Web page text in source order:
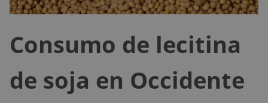
Consumo de lecitina
de soja en Occidente